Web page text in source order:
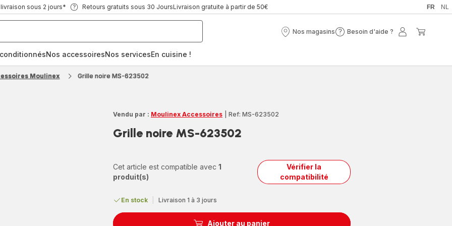
sous 2 jours* Retours gratuits sous 30 JoursLivraison gratuite à partir de 50€ FR NL
Nos magasins
Nos
Besoin d'aide ?
Besoin
Mon
Nos accessoiresNos servicesEn cuisine !
Moulinex Grille noire MS-623502
Vendu par : Moulinex Accessoires Ref: MS-623502
Grille noire MS-623502
Cet article est compatible avec 1
produit(s)
Vérifier la
compatibilité
En stock Livraison 1 à 3 jours
Ajouter au panier